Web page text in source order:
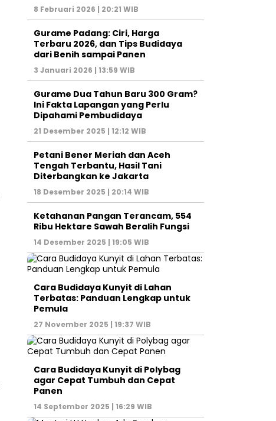
8 Februari 2026 | 20:21 WIB
Gurame Padang: Ciri, Harga
Terbaru 2026, dan Tips Budidaya
dari Benih sampai Panen
3 Januari 2026 | 13:59 WIB
Gurame Dua Tahun Baru 300 Gram?
Ini Fakta Lapangan yang Perlu
Dipahami Pembudidaya
21 Desember 2025 | 12:12 WIB
Petani Bener Meriah dan Aceh
Tengah Terbantu, Hasil Tani
Diterbangkan ke Jakarta
18 Desember 2025 | 20:14 WIB
Ketahanan Pangan Terancam, 554
Ribu Hektare Sawah Beralih Fungsi
14 Desember 2025 | 19:05 WIB
Cara Budidaya Kunyit di Lahan
Terbatas: Panduan Lengkap untuk
Pemula
27 November 2025 | 19:37 WIB
Cara Budidaya Kunyit di Polybag
agar Cepat Tumbuh dan Cepat
Panen
14 September 2025 | 16:29 WIB